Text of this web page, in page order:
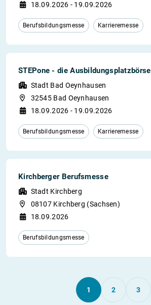
18.09.2026 - 19.09.2026
Berufsbildungsmesse Karrieremesse
STEPone - die Ausbildungsplatzbörse
Stadt Bad Oeynhausen
32545 Bad Oeynhausen
18.09.2026 - 19.09.2026
Berufsbildungsmesse Karrieremesse
Kirchberger Berufsmesse
Stadt Kirchberg
08107 Kirchberg (Sachsen)
18.09.2026
Berufsbildungsmesse
1 2 3